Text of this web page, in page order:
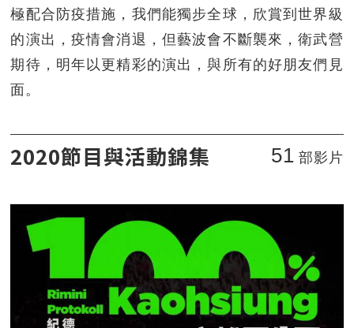
極配合防疫措施，我們能獨步全球，欣賞到世界級
的演出，疫情會消退，但藝波會不斷襲來，衛武營
期待，明年以更精彩的演出，與所有的好朋友們見
面。
2020節目與活動錦集 51 部影片